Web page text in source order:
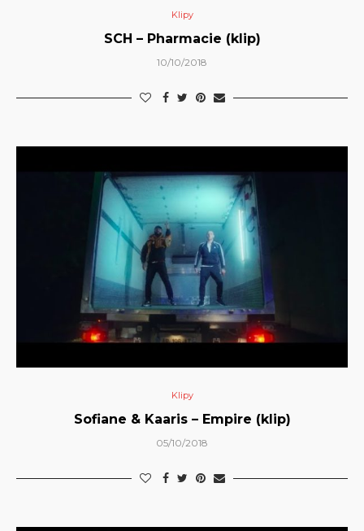
Klipy
SCH – Pharmacie (klip)
10/10/2018
Klipy
Sofiane & Kaaris – Empire (klip)
05/10/2018